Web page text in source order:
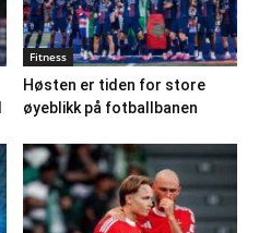
Fitness
Høsten er tiden for store
øyeblikk på fotballbanen